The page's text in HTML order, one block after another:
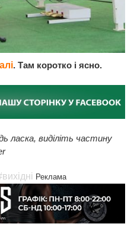
. Там коротко і ясно.
ласка, виділіть частину
Реклама